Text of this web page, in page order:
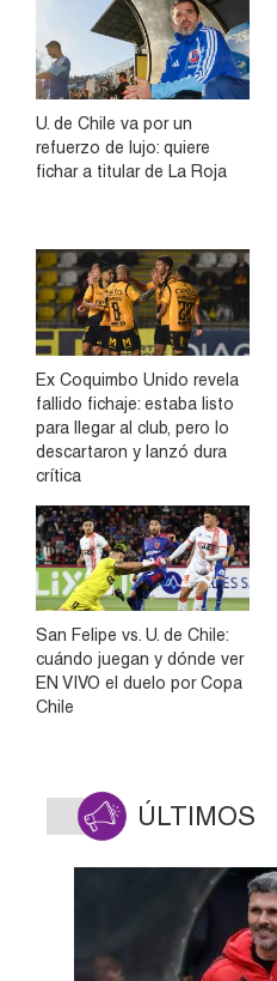
U. de Chile va por un
refuerzo de lujo: quiere
fichar a titular de La Roja
Ex Coquimbo Unido revela
fallido fichaje: estaba listo
para llegar al club, pero lo
descartaron y lanzó dura
crítica
San Felipe vs. U. de Chile:
cuándo juegan y dónde ver
EN VIVO el duelo por Copa
Chile
ÚLTIMOS